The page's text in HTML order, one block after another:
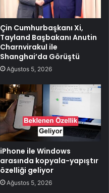
Çin Cumhurbaşkanı Xi,
Tayland Başbakanı Anutin
Charnvirakul ile
Shanghai’da Görüştü
Ağustos 5, 2026
iPhone ile Windows
arasında kopyala-yapıştır
özelliği geliyor
Ağustos 5, 2026